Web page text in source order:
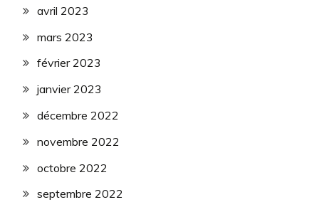
avril 2023
mars 2023
février 2023
janvier 2023
décembre 2022
novembre 2022
octobre 2022
septembre 2022